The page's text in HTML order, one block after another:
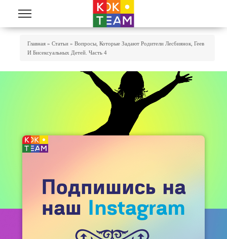
Перейти к основному содержанию
Главная » Статьи » Вопросы, Которые Задают Родители Лесбиянок, Геев
И Бисексуальных Детей. Часть 4